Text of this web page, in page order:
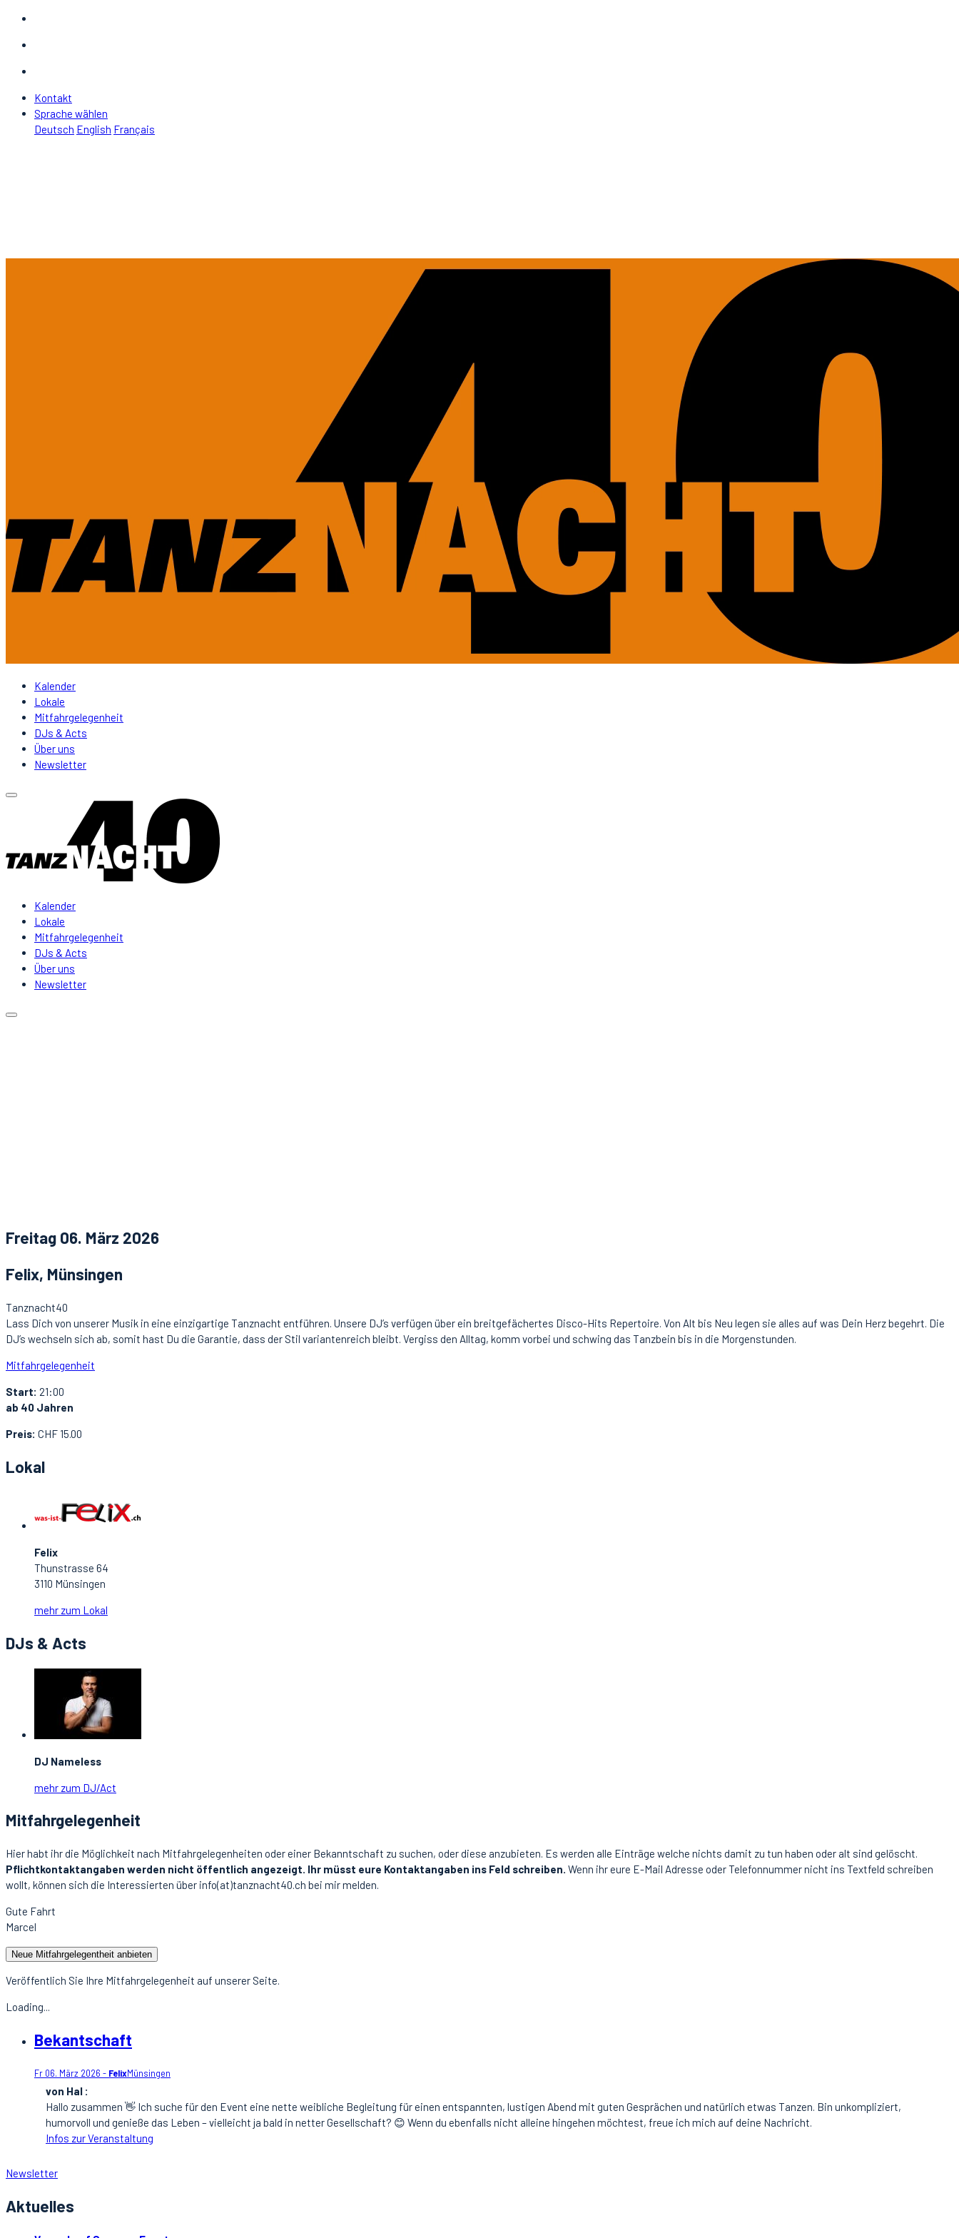
Kontakt
Sprache wählen
Deutsch English Français
Kalender
Lokale
Mitfahrgelegenheit
DJs & Acts
Über uns
Newsletter
Kalender
Lokale
Mitfahrgelegenheit
DJs & Acts
Über uns
Newsletter
Freitag 06. März 2026
Felix, Münsingen
Tanznacht40
Lass Dich von unserer Musik in eine einzigartige Tanznacht entführen. Unsere DJ’s verfügen über ein breitgefächertes Disco-Hits Repertoire. Von Alt bis Neu legen sie alles auf was Dein Herz begehrt. Die
DJ’s wechseln sich ab, somit hast Du die Garantie, dass der Stil variantenreich bleibt. Vergiss den Alltag, komm vorbei und schwing das Tanzbein bis in die Morgenstunden.
Mitfahrgelegenheit
Start: 21:00
ab 40 Jahren
Preis: CHF 15.00
Lokal
Felix
Thunstrasse 64
3110 Münsingen
mehr zum Lokal
DJs & Acts
DJ Nameless
mehr zum DJ/Act
Mitfahrgelegenheit
Hier habt ihr die Möglichkeit nach Mitfahrgelegenheiten oder einer Bekanntschaft zu suchen, oder diese anzubieten. Es werden alle Einträge welche nichts damit zu tun haben oder alt sind gelöscht.
Pflichtkontaktangaben werden nicht öffentlich angezeigt. Ihr müsst eure Kontaktangaben ins Feld schreiben. Wenn ihr eure E-Mail Adresse oder Telefonnummer nicht ins Textfeld schreiben
wollt, können sich die Interessierten über info(at)tanznacht40.ch bei mir melden.
Gute Fahrt
Marcel
Neue Mitfahrgelegentheit anbieten
Veröffentlich Sie Ihre Mitfahrgelegenheit auf unserer Seite.
Loading...
Bekantschaft
Fr 06. März 2026 - FelixMünsingen
von Hal :
Hallo zusammen 👋 Ich suche für den Event eine nette weibliche Begleitung für einen entspannten, lustigen Abend mit guten Gesprächen und natürlich etwas Tanzen. Bin unkompliziert,
humorvoll und genieße das Leben – vielleicht ja bald in netter Gesellschaft? 😊 Wenn du ebenfalls nicht alleine hingehen möchtest, freue ich mich auf deine Nachricht.
Infos zur Veranstaltung
Newsletter
Aktuelles